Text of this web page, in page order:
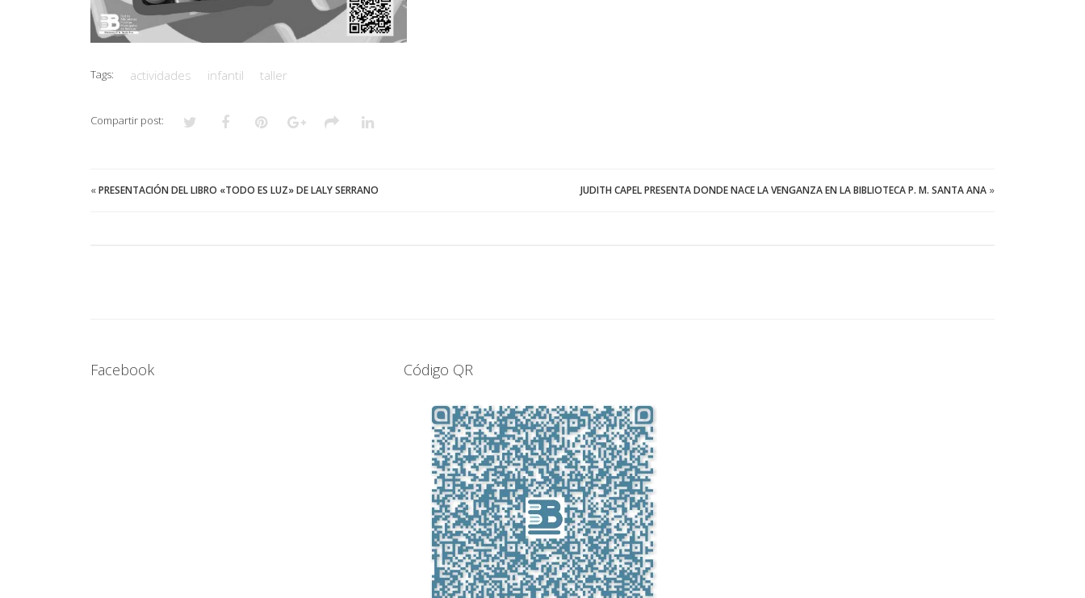
Tags: actividades infantil taller
Compartir post:
«PRESENTACIÓN DEL LIBRO «TODO ES LUZ» DE LALY SERRANO JUDITH CAPEL PRESENTA DONDE NACE LA VENGANZA EN LA BIBLIOTECA P. M. SANTA ANA »
Facebook Código QR